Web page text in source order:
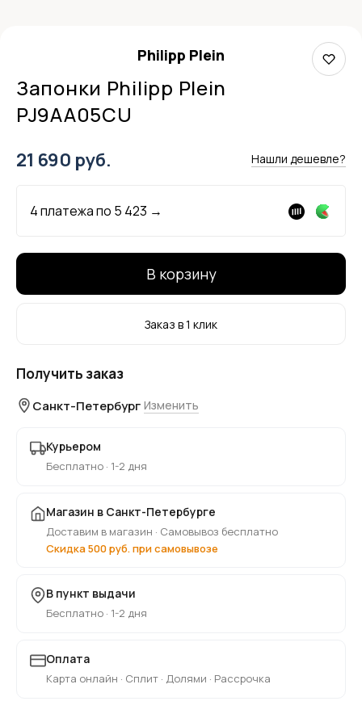
Philipp Plein
Запонки Philipp Plein
PJ9AA05CU
21 690 руб. Нашли дешевле?
4 платежа по 5 423 →
В корзину
Заказ в 1 клик
Получить заказ
Санкт-Петербург Изменить
Курьером
Бесплатно · 1-2 дня
Магазин в Санкт-Петербурге
Доставим в магазин · Самовывоз бесплатно
Скидка 500 руб. при самовывозе
В пункт выдачи
Бесплатно · 1-2 дня
Оплата
Карта онлайн · Сплит · Долями · Рассрочка